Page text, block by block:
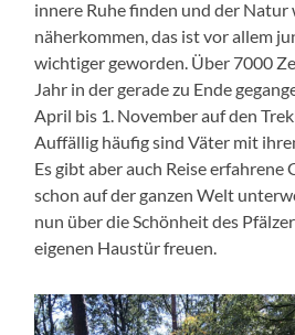
innere Ruhe finden und der Natur
näherkommen, das ist vor allem
wichtiger geworden. Über 7000
Jahr in der gerade zu Ende
April bis 1. November auf den
Auffällig häufig sind Väter mit
Es gibt aber auch Reise
schon auf der ganzen Welt
nun über die Schönheit des
eigenen Haustür freuen.